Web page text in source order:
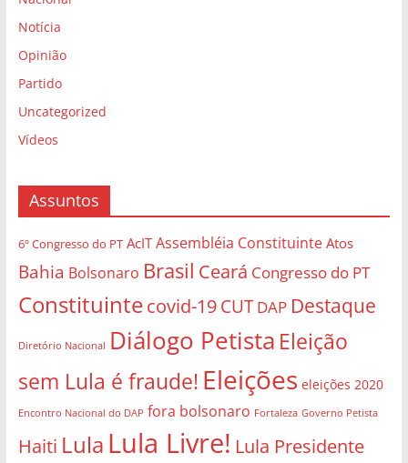
Notícia
Opinião
Partido
Uncategorized
Vídeos
Assuntos
6º Congresso do PT AcIT Assembléia Constituinte Atos
Bahia Bolsonaro Brasil Ceará Congresso do PT
Constituintecovid-19CUT DAP Destaque
Diretório Nacional Diálogo Petista Eleição
sem Lula é fraude! Eleições eleições 2020
Encontro Nacional do DAP fora bolsonaro Fortaleza Governo Petista
Haiti Lula Lula Livre! Lula Presidente